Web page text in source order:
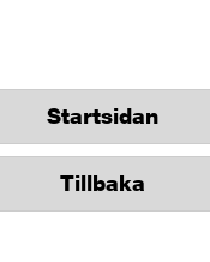
Startsidan
Tillbaka